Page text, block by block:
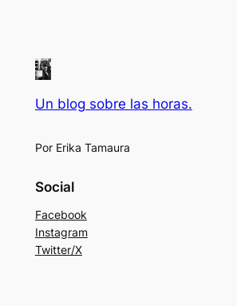
Un blog sobre las horas.
Por Erika Tamaura
Social
Facebook
Instagram
Twitter/X